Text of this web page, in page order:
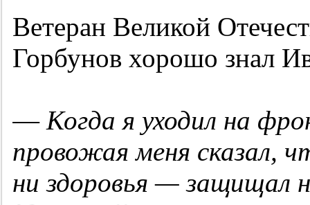
Ветеран Великой
Горбунов хорошо знал
— Когда я уходил на
провожая меня сказал,
ни здоровья — защищал